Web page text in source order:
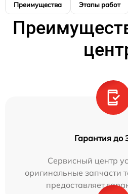
Преимущества Этапы работ
Гарантия до
Сервисный центр
оригинальные запчасти
предоставляет